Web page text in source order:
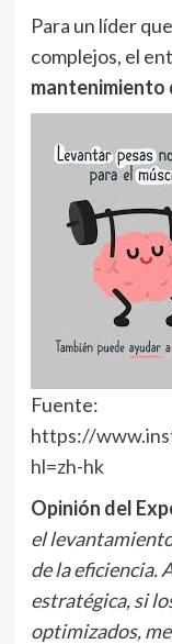
Para un líder
complejos, el
mantenimiento
Fuente:
https://
hl=zh-hk
Opinión del
el
de la eficiencia.
estratégica, si
optimizados,